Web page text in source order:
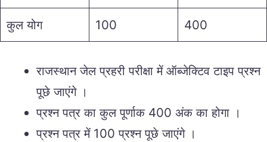
कुल योग 100 400
राजस्थान जेल प्रहरी परीक्षा में ऑब्जेक्टिव टाइप प्रश्न
पूछे जाएंगे ।
प्रश्न पत्र का कुल पूर्णाक 400 अंक का होगा ।
प्रश्न पत्र में 100 प्रश्न पूछे जाएंगे ।